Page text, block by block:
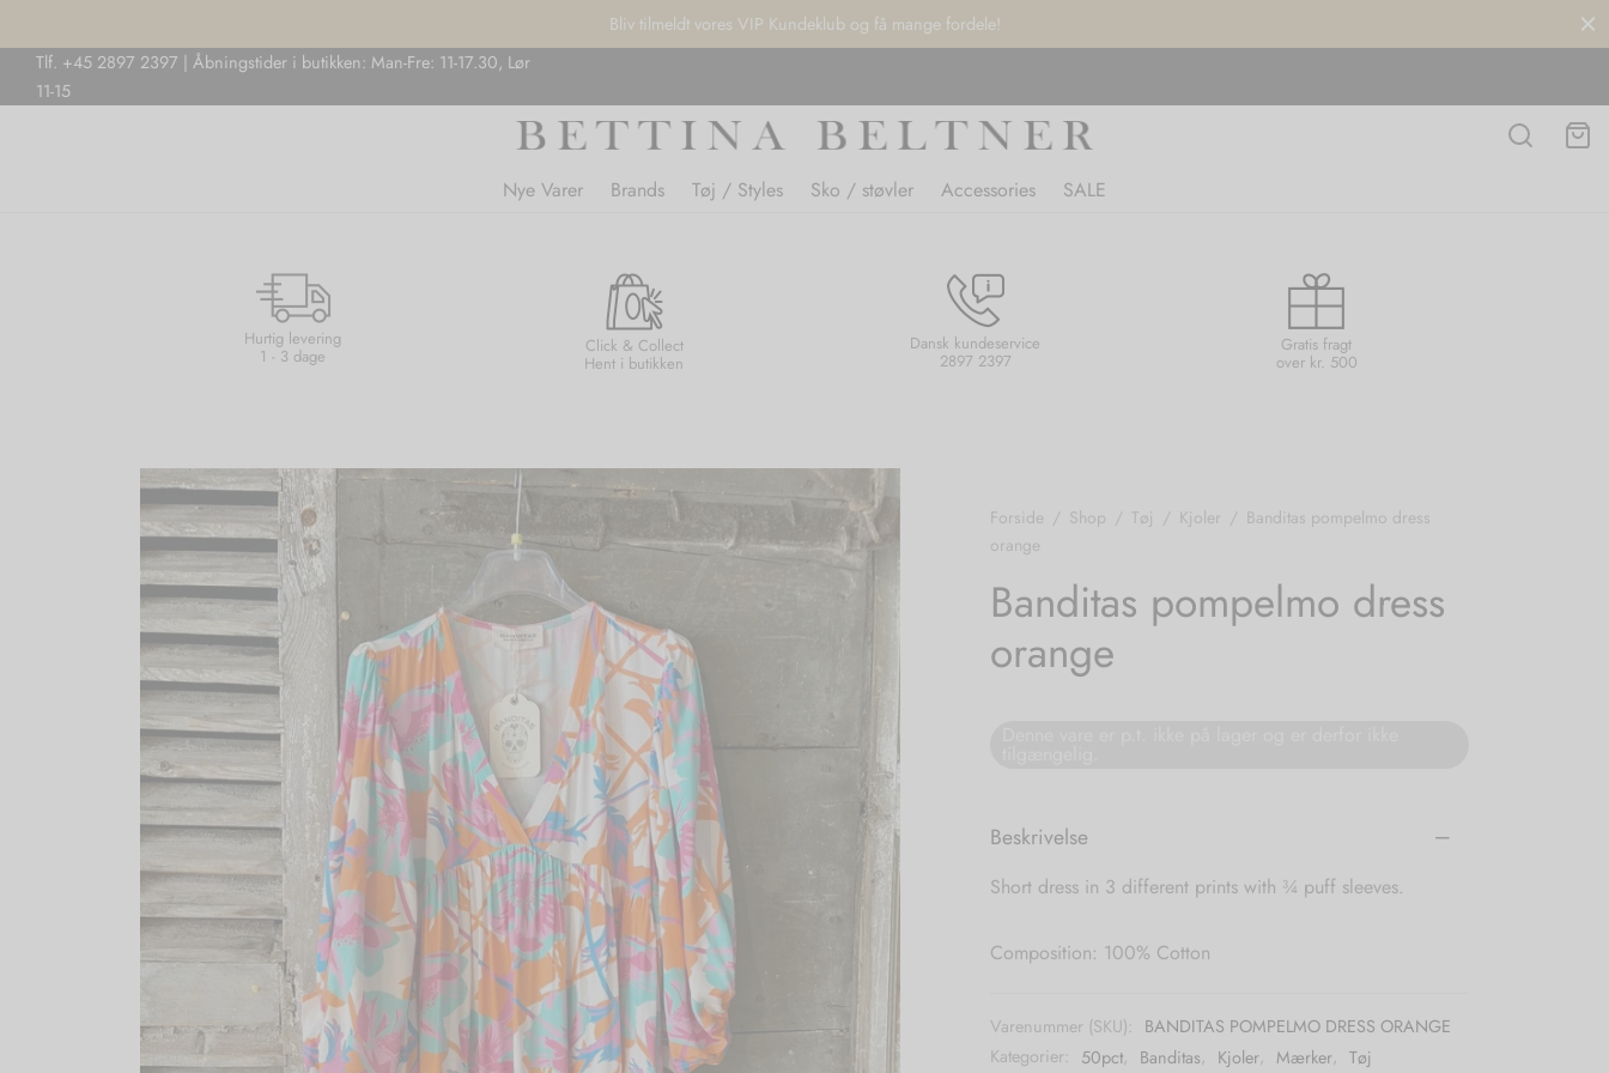
Bliv tilmeldt vores VIP Kundeklub og få mange fordele!
Tlf. +45 2897 2397 | Åbningstider i butikken: Man-Fre: 11-17.30, Lør
11-15
Nye Varer Brands Tøj / Styles Sko / støvler Accessories SALE
Hurtig levering
1 - 3 dage Click & Collect
Hent i butikken
Dansk kundeservice
2897 2397
Gratis fragt
over kr. 500
Forside / Shop / Tøj / Kjoler / Banditas pompelmo dress
orange
Banditas pompelmo dress
orange
Beskrivelse
Short dress in 3 different prints with ¾ puff sleeves.
Composition: 100% Cotton
Varenummer (SKU): BANDITAS POMPELMO DRESS ORANGE
Kategorier: 50pct, Banditas, Kjoler, Mærker, Tøj